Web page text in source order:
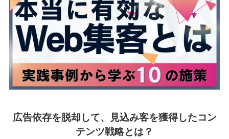
広告依存を脱却して、見込み客を獲得したコン
テンツ戦略とは？